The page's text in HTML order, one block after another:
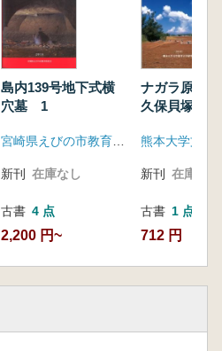
島内139号地下式横
穴墓 1
新刊 在庫なし
古書 4 点
2,200 円~
ナガラ原東
久保貝塚
新刊 在庫なし
古書 1 点
712 円